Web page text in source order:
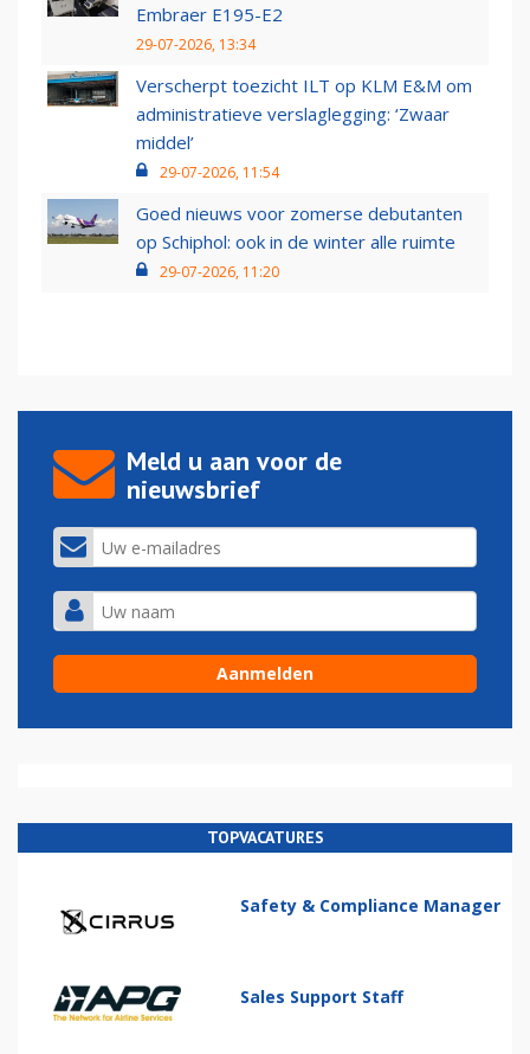
Embraer E195-E2
29-07-2026, 13:34
Verscherpt toezicht ILT op KLM E&M om
administratieve verslaglegging: ‘Zwaar
middel’
29-07-2026, 11:54
Goed nieuws voor zomerse debutanten
op Schiphol: ook in de winter alle ruimte
29-07-2026, 11:20
Meld u aan voor de
nieuwsbrief
TOPVACATURES
Safety & Compliance Manager
Sales Support Staff